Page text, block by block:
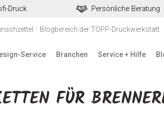
Druck Persönliche Beratung
Blogbereich der TOPP-Druckwerkstatt
Service Branchen Service + Hilfe
FÜR